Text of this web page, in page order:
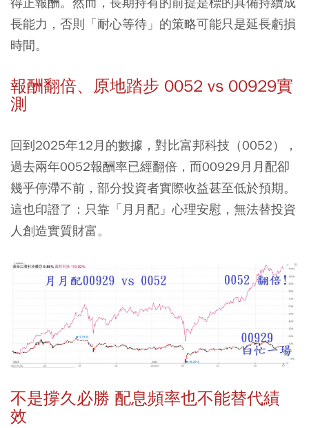
長能力，否則「耐心等待」的策略可能只是延長虧損
時間。
報酬翻倍、原地踏步 0052 vs 00929實
測
回到2025年12月的數據，對比富邦科技（0052），
過去兩年0052報酬率已經翻倍，而00929月月配卻
幾乎停滯不前，部分投資者實際收益甚至低於預期。
這也印證了：只靠「月月配」心理安慰，無法替投資
人創造實質財富。
不是撐久必勝 配息頻率也不能替代績
效